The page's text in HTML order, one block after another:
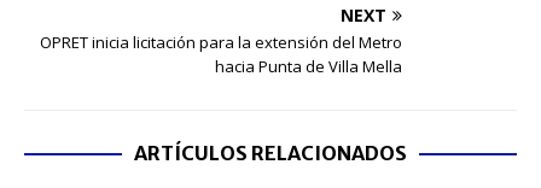
NEXT
OPRET inicia licitación para la extensión del Metro
hacia Punta de Villa Mella
ARTÍCULOS RELACIONADOS